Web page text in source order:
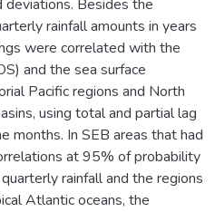
deviations. Besides the
rainfall amounts in years
were correlated with the
and the sea surface
Pacific regions and North
using total and partial lag
months. In SEB areas that had
at 95% of probability
rainfall and the regions
Atlantic oceans, the